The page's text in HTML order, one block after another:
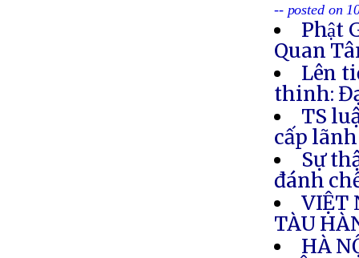
-- posted on
Phật
Quan
Lên
thinh:
TS
cấp
Sự
đánh
VIỆT
TÀU
HÀ